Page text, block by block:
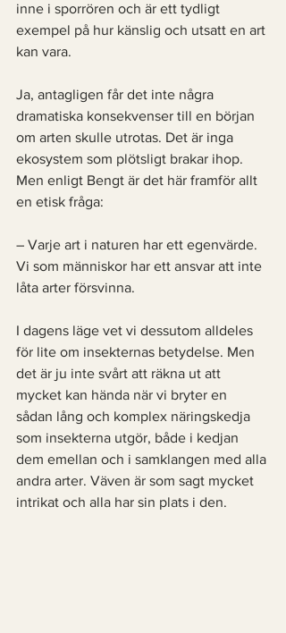
inne i sporrören och är ett tydligt
exempel på hur känslig och utsatt en art
kan vara.
Ja, antagligen får det inte några
dramatiska konsekvenser till en början
om arten skulle utrotas. Det är inga
ekosystem som plötsligt brakar ihop.
Men enligt Bengt är det här framför allt
en etisk fråga:
– Varje art i naturen har ett egenvärde.
Vi som människor har ett ansvar att inte
låta arter försvinna.
I dagens läge vet vi dessutom alldeles
för lite om insekternas betydelse. Men
det är ju inte svårt att räkna ut att
mycket kan hända när vi bryter en
sådan lång och komplex näringskedja
som insekterna utgör, både i kedjan
dem emellan och i samklangen med alla
andra arter. Väven är som sagt mycket
intrikat och alla har sin plats i den.